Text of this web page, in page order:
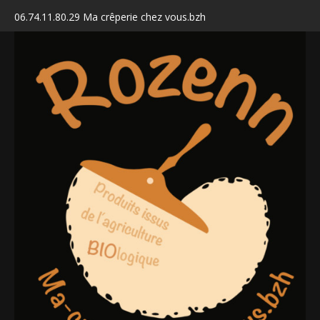
06.74.11.80.29 Ma crêperie chez vous.bzh